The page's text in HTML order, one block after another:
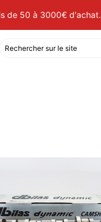
de 50 à 3000€ d'achat.